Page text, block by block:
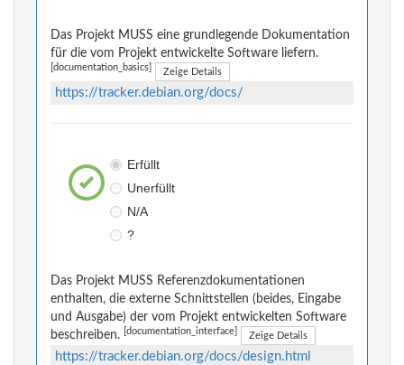
Das Projekt MUSS eine grundlegende Dokumentation
für die vom Projekt entwickelte Software liefern.
[documentation_basics] Zeige Details
https://tracker.debian.org/docs/
Erfüllt
Unerfüllt
N/A
?
Das Projekt MUSS Referenzdokumentationen
enthalten, die externe Schnittstellen (beides, Eingabe
und Ausgabe) der vom Projekt entwickelten Software
beschreiben.
[documentation_interface] Zeige Details
https://tracker.debian.org/docs/design.html